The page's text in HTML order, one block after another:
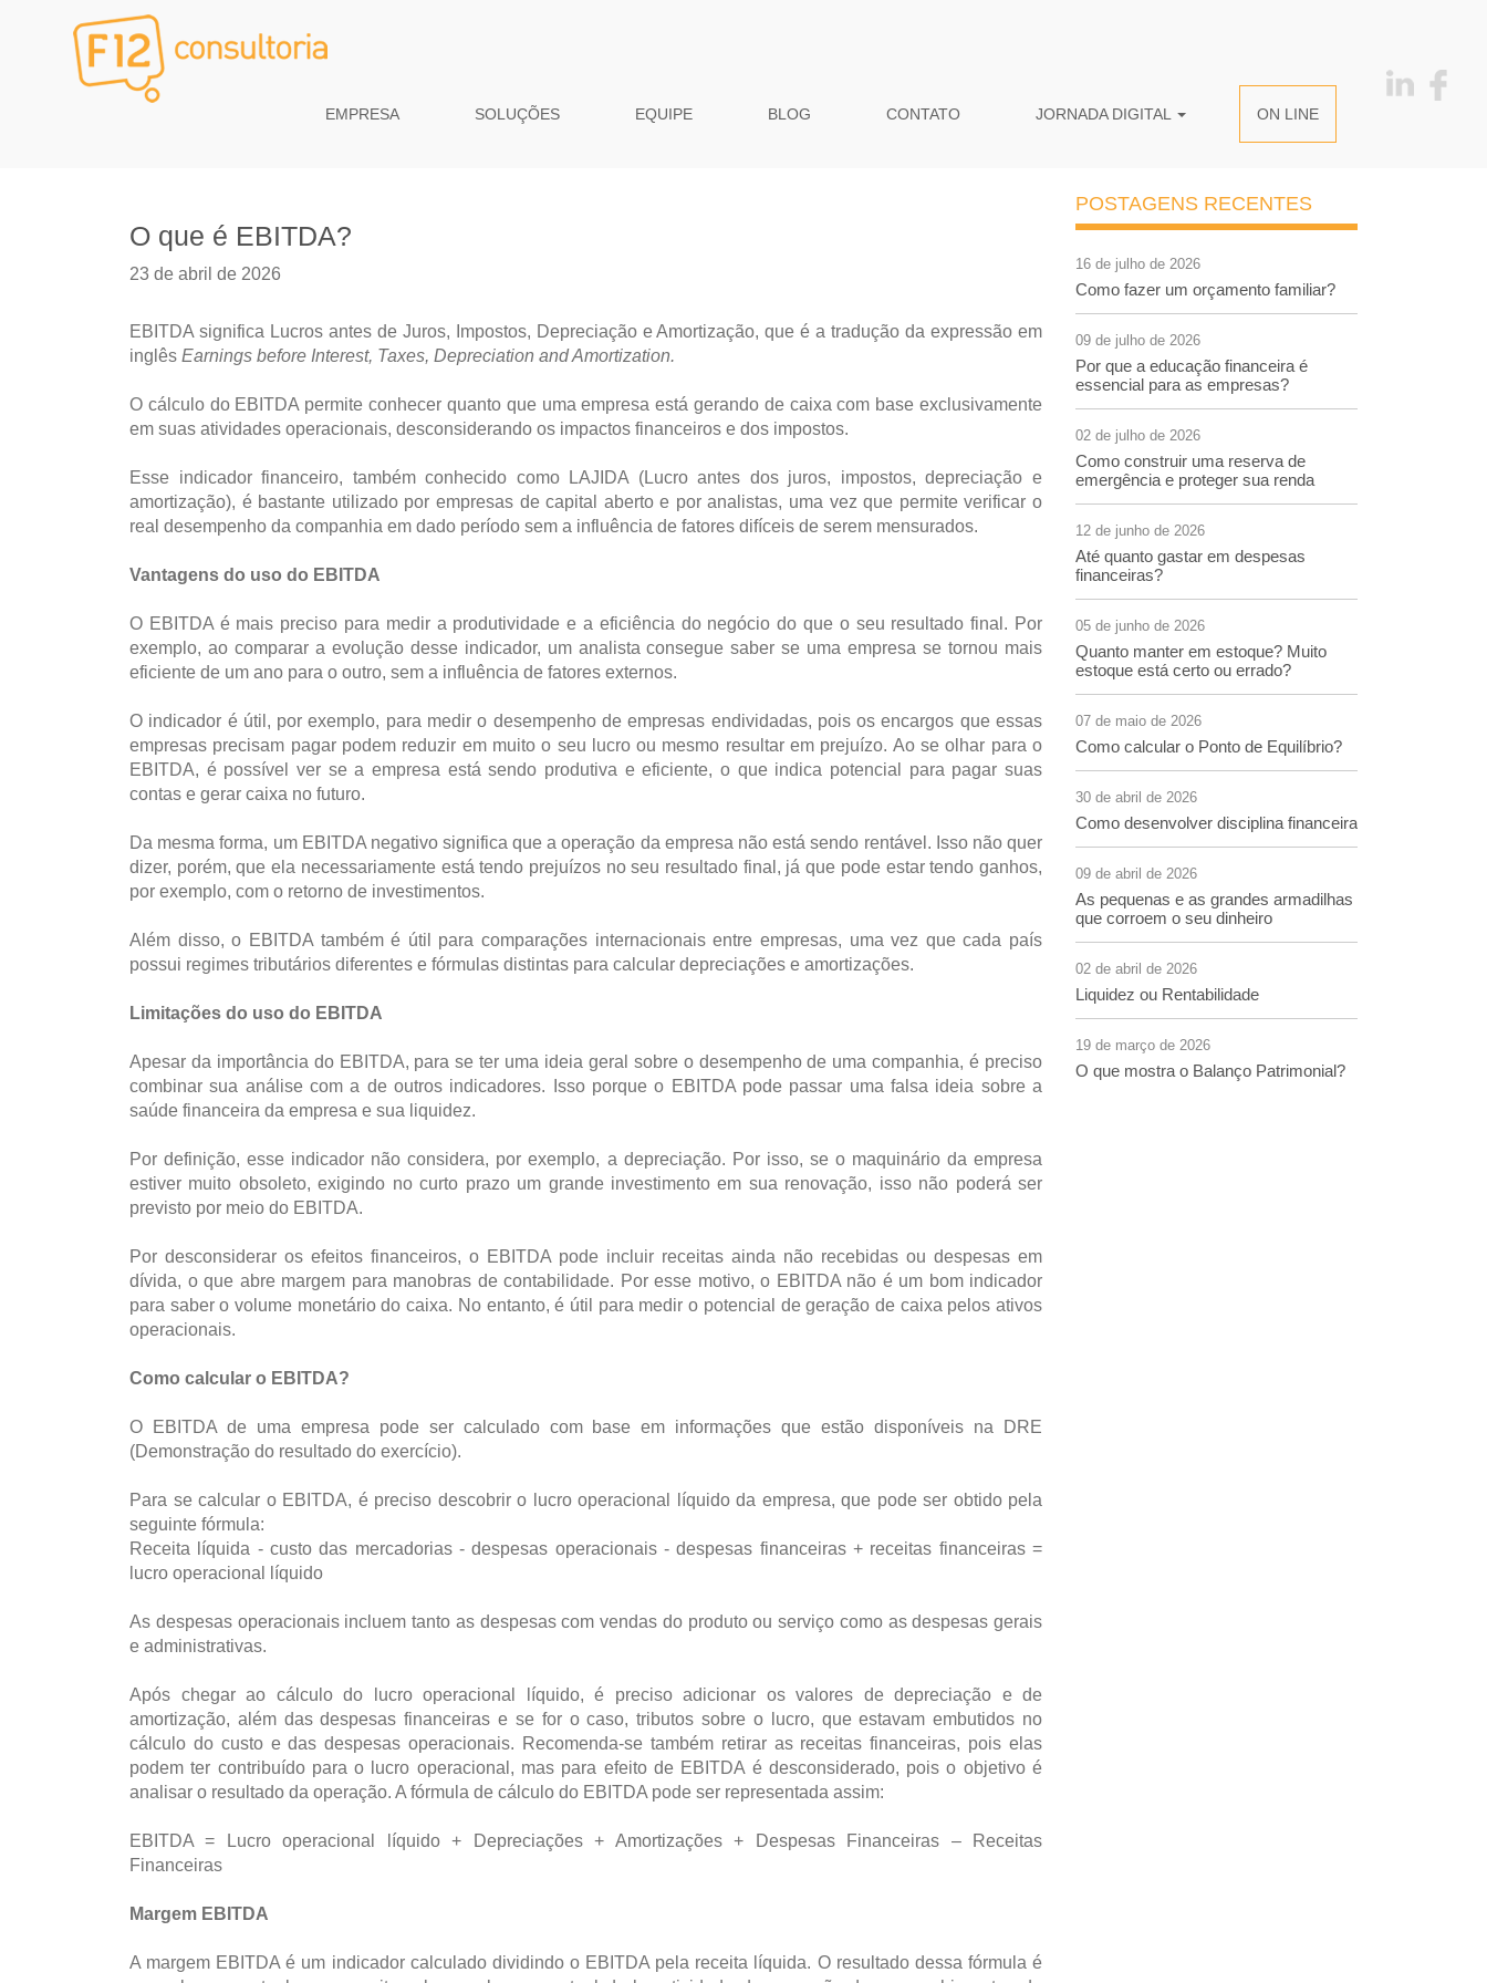
EMPRESA SOLUÇÕES EQUIPE BLOG CONTATO JORNADA DIGITAL ON LINE
O que é EBITDA?
23 de abril de 2026
EBITDA significa Lucros antes de Juros, Impostos, Depreciação e Amortização, que é a tradução da expressão em
inglês Earnings before Interest, Taxes, Depreciation and Amortization.
O cálculo do EBITDA permite conhecer quanto que uma empresa está gerando de caixa com base exclusivamente
em suas atividades operacionais, desconsiderando os impactos financeiros e dos impostos.
Esse indicador financeiro, também conhecido como LAJIDA (Lucro antes dos juros, impostos, depreciação e
amortização), é bastante utilizado por empresas de capital aberto e por analistas, uma vez que permite verificar o
real desempenho da companhia em dado período sem a influência de fatores difíceis de serem mensurados.
Vantagens do uso do EBITDA
O EBITDA é mais preciso para medir a produtividade e a eficiência do negócio do que o seu resultado final. Por
exemplo, ao comparar a evolução desse indicador, um analista consegue saber se uma empresa se tornou mais
eficiente de um ano para o outro, sem a influência de fatores externos.
O indicador é útil, por exemplo, para medir o desempenho de empresas endividadas, pois os encargos que essas
empresas precisam pagar podem reduzir em muito o seu lucro ou mesmo resultar em prejuízo. Ao se olhar para o
EBITDA, é possível ver se a empresa está sendo produtiva e eficiente, o que indica potencial para pagar suas
contas e gerar caixa no futuro.
Da mesma forma, um EBITDA negativo significa que a operação da empresa não está sendo rentável. Isso não quer
dizer, porém, que ela necessariamente está tendo prejuízos no seu resultado final, já que pode estar tendo ganhos,
por exemplo, com o retorno de investimentos.
Além disso, o EBITDA também é útil para comparações internacionais entre empresas, uma vez que cada país
possui regimes tributários diferentes e fórmulas distintas para calcular depreciações e amortizações.
Limitações do uso do EBITDA
Apesar da importância do EBITDA, para se ter uma ideia geral sobre o desempenho de uma companhia, é preciso
combinar sua análise com a de outros indicadores. Isso porque o EBITDA pode passar uma falsa ideia sobre a
saúde financeira da empresa e sua liquidez.
Por definição, esse indicador não considera, por exemplo, a depreciação. Por isso, se o maquinário da empresa
estiver muito obsoleto, exigindo no curto prazo um grande investimento em sua renovação, isso não poderá ser
previsto por meio do EBITDA.
Por desconsiderar os efeitos financeiros, o EBITDA pode incluir receitas ainda não recebidas ou despesas em
dívida, o que abre margem para manobras de contabilidade. Por esse motivo, o EBITDA não é um bom indicador
para saber o volume monetário do caixa. No entanto, é útil para medir o potencial de geração de caixa pelos ativos
operacionais.
Como calcular o EBITDA?
O EBITDA de uma empresa pode ser calculado com base em informações que estão disponíveis na DRE
(Demonstração do resultado do exercício).
Para se calcular o EBITDA, é preciso descobrir o lucro operacional líquido da empresa, que pode ser obtido pela
seguinte fórmula:
Receita líquida - custo das mercadorias - despesas operacionais - despesas financeiras + receitas financeiras =
lucro operacional líquido
As despesas operacionais incluem tanto as despesas com vendas do produto ou serviço como as despesas gerais
e administrativas.
Após chegar ao cálculo do lucro operacional líquido, é preciso adicionar os valores de depreciação e de
amortização, além das despesas financeiras e se for o caso, tributos sobre o lucro, que estavam embutidos no
cálculo do custo e das despesas operacionais. Recomenda-se também retirar as receitas financeiras, pois elas
podem ter contribuído para o lucro operacional, mas para efeito de EBITDA é desconsiderado, pois o objetivo é
analisar o resultado da operação. A fórmula de cálculo do EBITDA pode ser representada assim:
EBITDA = Lucro operacional líquido + Depreciações + Amortizações + Despesas Financeiras – Receitas
Financeiras
Margem EBITDA
A margem EBITDA é um indicador calculado dividindo o EBITDA pela receita líquida. O resultado dessa fórmula é
POSTAGENS RECENTES
16 de julho de 2026
Como fazer um orçamento familiar?
09 de julho de 2026
Por que a educação financeira é
essencial para as empresas?
02 de julho de 2026
Como construir uma reserva de
emergência e proteger sua renda
12 de junho de 2026
Até quanto gastar em despesas
financeiras?
05 de junho de 2026
Quanto manter em estoque? Muito
estoque está certo ou errado?
07 de maio de 2026
Como calcular o Ponto de Equilíbrio?
30 de abril de 2026
Como desenvolver disciplina financeira
09 de abril de 2026
As pequenas e as grandes armadilhas
que corroem o seu dinheiro
02 de abril de 2026
Liquidez ou Rentabilidade
19 de março de 2026
O que mostra o Balanço Patrimonial?